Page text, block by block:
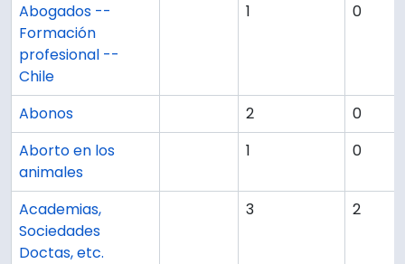
Abogados --
Formación
profesional --
Chile
1 0
Abonos 2
0
Aborto en los
animales
1 0
Academias,
Sociedades
Doctas, etc.
3 2